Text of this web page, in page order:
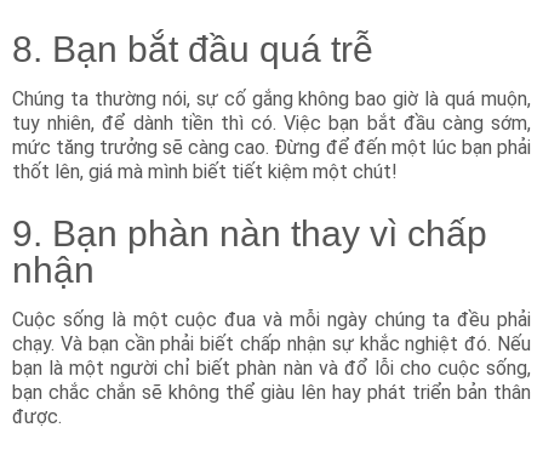
8. Bạn bắt đầu quá trễ
Chúng ta thường nói, sự cố gắng không bao giờ là quá muộn,
tuy nhiên, để dành tiền thì có. Việc bạn bắt đầu càng sớm,
mức tăng trưởng sẽ càng cao. Đừng để đến một lúc bạn phải
thốt lên, giá mà mình biết tiết kiệm một chút!
9. Bạn phàn nàn thay vì chấp
nhận
Cuộc sống là một cuộc đua và mỗi ngày chúng ta đều phải
chạy. Và bạn cần phải biết chấp nhận sự khắc nghiệt đó. Nếu
bạn là một người chỉ biết phàn nàn và đổ lỗi cho cuộc sống,
bạn chắc chắn sẽ không thể giàu lên hay phát triển bản thân
được.